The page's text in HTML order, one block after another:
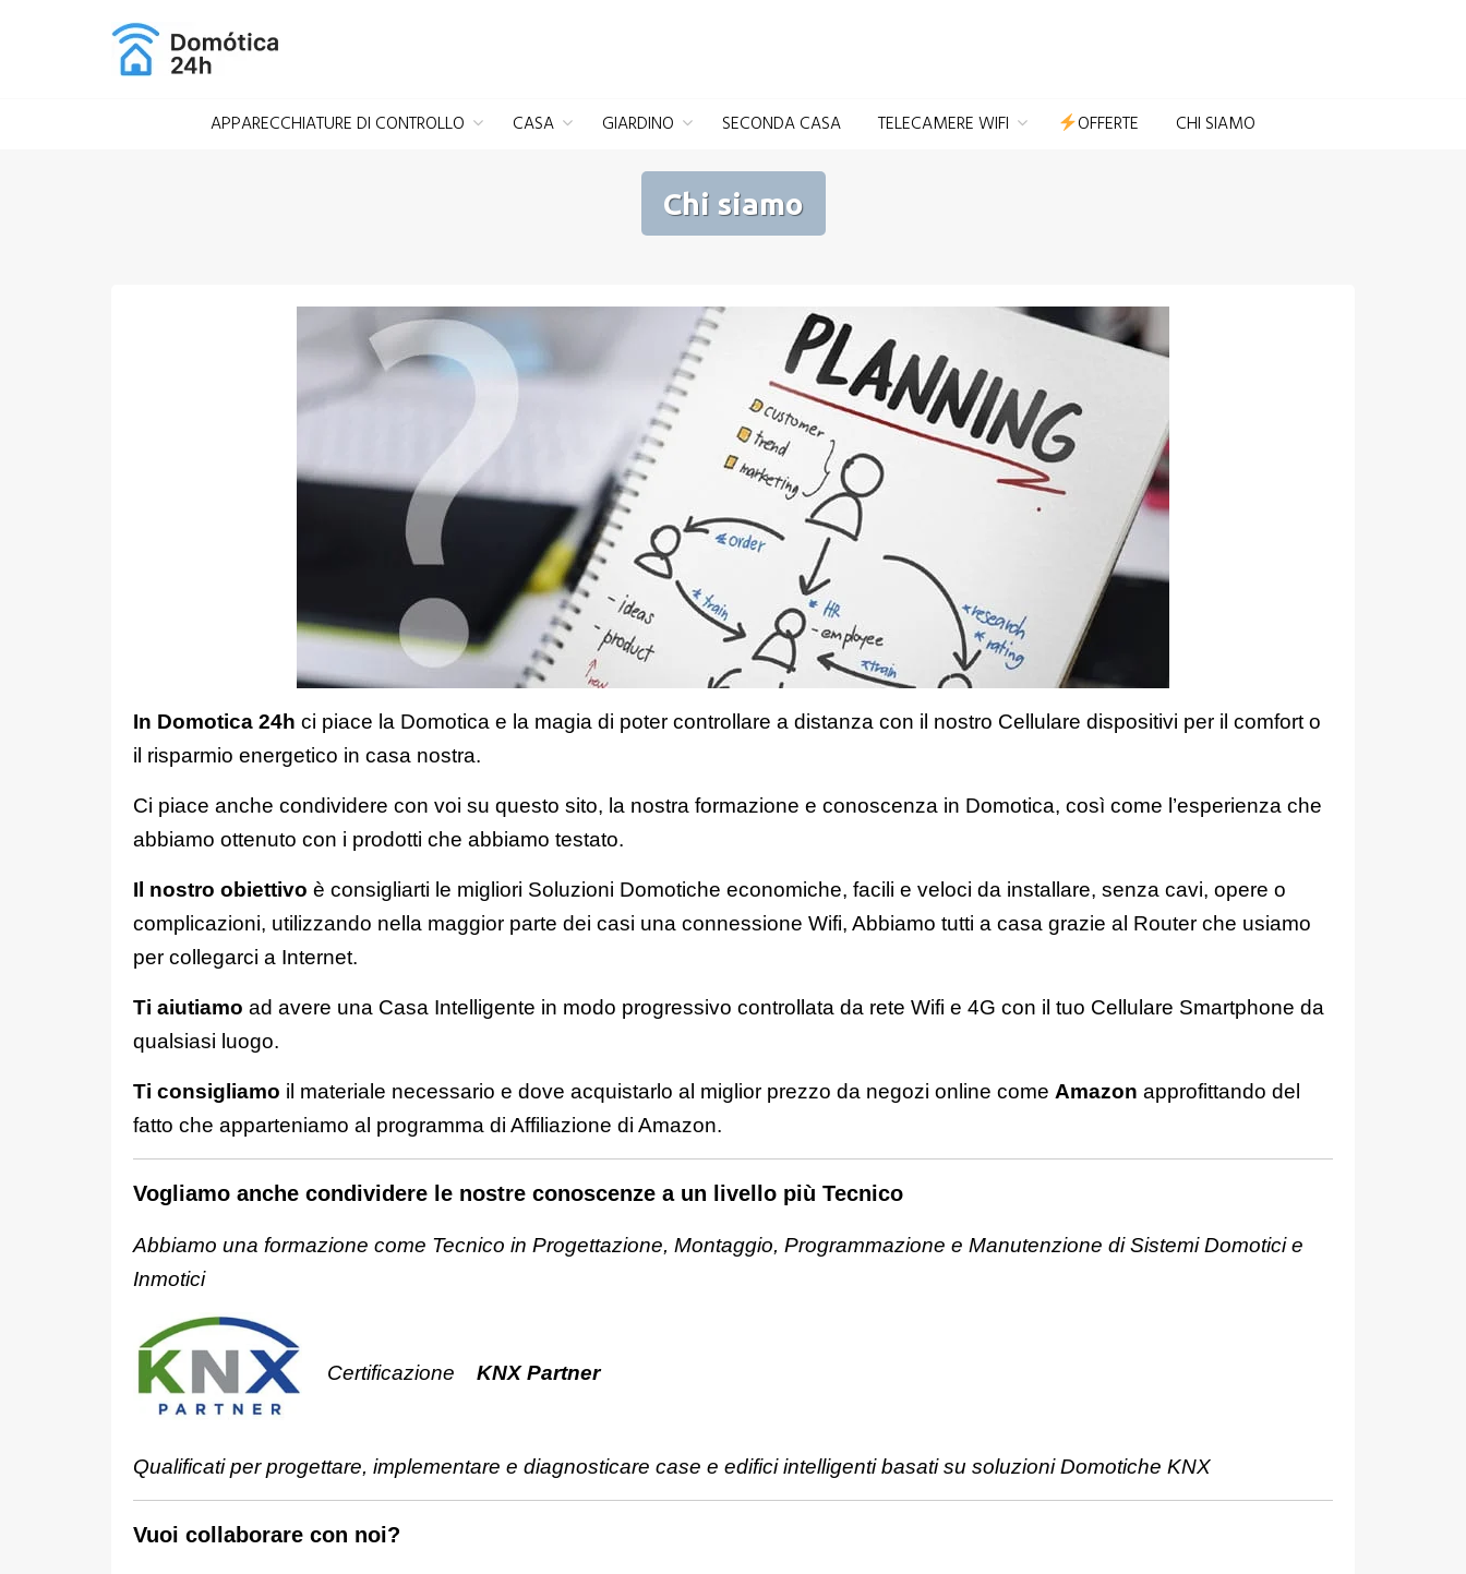
APPARECCHIATURE DI CONTROLLO CASA GIARDINO SECONDA CASA TELECAMERE WIFI OFFERTE CHI SIAMO
Chi siamo
In Domotica 24h ci piace la Domotica e la magia di poter controllare a distanza con il nostro Cellulare dispositivi per il comfort o
il risparmio energetico in casa nostra.
Ci piace anche condividere con voi su questo sito, la nostra formazione e conoscenza in Domotica, così come l’esperienza che
abbiamo ottenuto con i prodotti che abbiamo testato.
Il nostro obiettivo è consigliarti le migliori Soluzioni Domotiche economiche, facili e veloci da installare, senza cavi, opere o
complicazioni, utilizzando nella maggior parte dei casi una connessione Wifi, Abbiamo tutti a casa grazie al Router che usiamo
per collegarci a Internet.
Ti aiutiamo ad avere una Casa Intelligente in modo progressivo controllata da rete Wifi e 4G con il tuo Cellulare Smartphone da
qualsiasi luogo.
Ti consigliamo il materiale necessario e dove acquistarlo al miglior prezzo da negozi online come Amazon approfittando del
fatto che apparteniamo al programma di Affiliazione di Amazon.
Vogliamo anche condividere le nostre conoscenze a un livello più Tecnico
Abbiamo una formazione come Tecnico in Progettazione, Montaggio, Programmazione e Manutenzione di Sistemi Domotici e
Inmotici
Certificazione KNX Partner
Qualificati per progettare, implementare e diagnosticare case e edifici intelligenti basati su soluzioni Domotiche KNX
Vuoi collaborare con noi?